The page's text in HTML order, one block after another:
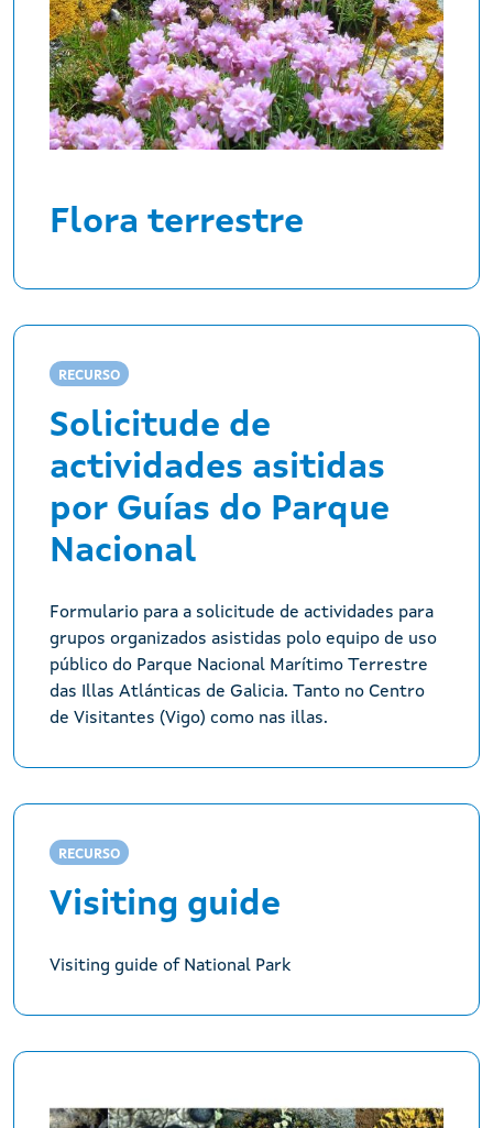
Flora terrestre
RECURSO
Solicitude de
actividades asitidas
por Guías do Parque
Nacional
Formulario para a solicitude de actividades para
grupos organizados asistidas polo equipo de uso
público do Parque Nacional Marítimo Terrestre
das Illas Atlánticas de Galicia. Tanto no Centro
de Visitantes (Vigo) como nas illas.
RECURSO
Visiting guide
Visiting guide of National Park